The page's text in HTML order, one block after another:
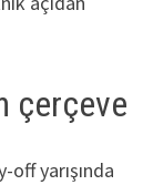
çerçeve
off yarışında